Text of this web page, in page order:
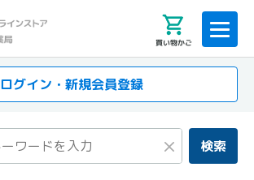
買い物かご
ログイン・新規会員登録
× 検索